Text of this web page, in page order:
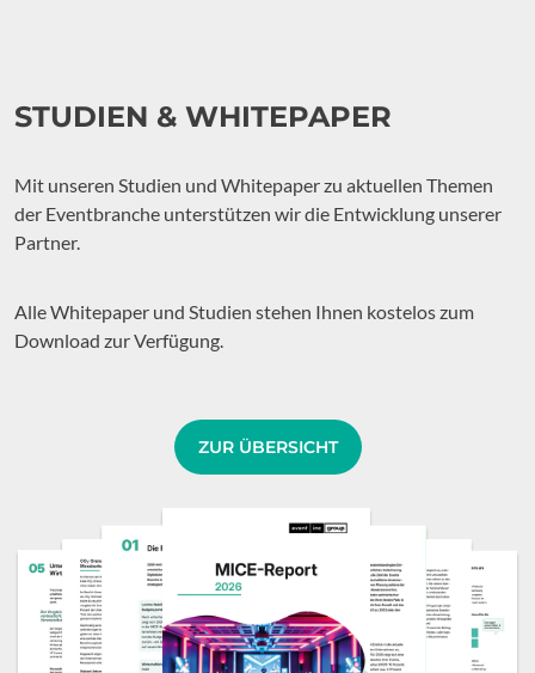
STUDIEN & WHITEPAPER
Mit unseren Studien und Whitepaper zu aktuellen Themen
der Eventbranche unterstützen wir die Entwicklung unserer
Partner.
Alle Whitepaper und Studien stehen Ihnen kostelos zum
Download zur Verfügung.
ZUR ÜBERSICHT